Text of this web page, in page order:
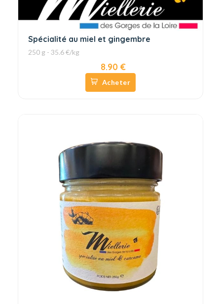
Spécialité au miel et gingembre
250 g - 35.6 €/kg
8.90 €
Acheter